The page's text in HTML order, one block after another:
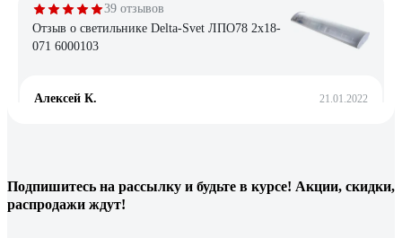
39 отзывов
Отзыв о светильнике Delta-Svet ЛПО78 2х18-
071 6000103
Алексей К. 21.01.2022
светильнике нет.
Подпишитесь на рассылку и будьте в курсе! Акции, скидки,
распродажи ждут!